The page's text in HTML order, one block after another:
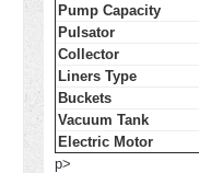
Pump Capacity
Pulsator
Collector
Liners Type
Buckets
Vacuum Tank
Electric Motor
p>